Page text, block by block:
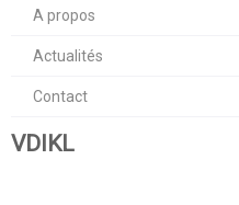
A propos
Actualités
Contact
VDIKL